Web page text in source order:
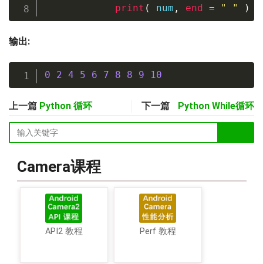
print ( num , end = " " )
输出:
0 2 4 5 6 7 8 8 9 10
上一篇 Python 循环 下一篇 Python While循环
Camera课程
API2 教程 Perf 教程